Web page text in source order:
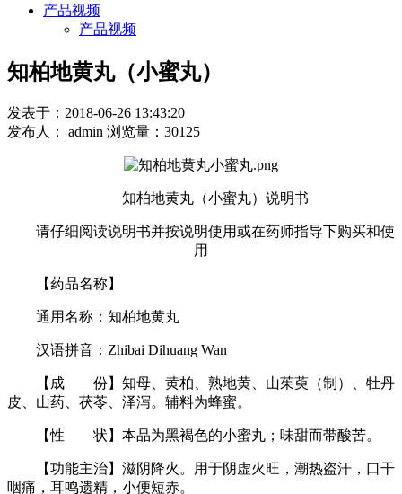
产品视频
产品视频
知柏地黄丸（小蜜丸）
发表于：2018-06-26 13:43:20
发布人： admin 浏览量：30125
知柏地黄丸（小蜜丸）说明书
请仔细阅读说明书并按说明使用或在药师指导下购买和使
用
【药品名称】
通用名称：知柏地黄丸
汉语拼音：Zhibai Dihuang Wan
【成 份】知母、黄柏、熟地黄、山茱萸（制）、牡丹
皮、山药、茯苓、泽泻。辅料为蜂蜜。
【性 状】本品为黑褐色的小蜜丸；味甜而带酸苦。
【功能主治】滋阴降火。用于阴虚火旺，潮热盗汗，口干
咽痛，耳鸣遗精，小便短赤。